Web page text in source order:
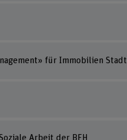
für Immobilien
Arbeit der BFH